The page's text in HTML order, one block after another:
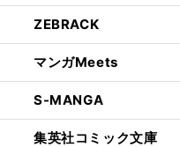
ZEBRACK
マンガMeets
S-MANGA
集英社コミック文庫